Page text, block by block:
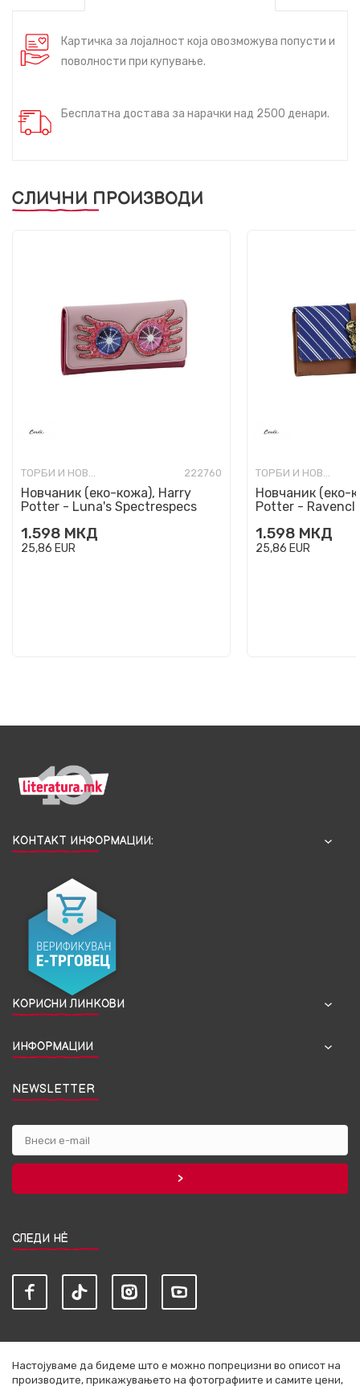
Картичка за лојалност која овозможува попусти и
поволности при купување.
Бесплатна достава за нарачки над 2500 денари.
СЛИЧНИ ПРОИЗВОДИ
ТОРБИ И НОВЧАНИЦИ МОДНИ 222760
Новчаник (еко-кожа), Harry
Potter - Luna's Spectrespecs
1.598 МКД
25,86 EUR
ТОРБИ И НОВЧАНИЦИ МОДНИ
Новчаник (еко-
Potter -
1.598 МКД
25,86 EUR
КОНТАКТ ИНФОРМАЦИИ:
КОРИСНИ ЛИНКОВИ
ИНФОРМАЦИИ
NEWSLETTER
СЛЕДИ НЀ
Настојуваме да бидеме што е можно попрецизни во описот на
производите, прикажувањето на фотографиите и самите цени,